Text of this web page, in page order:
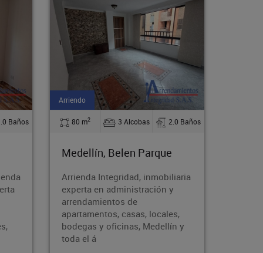
Baños
y
Arriendo
35 m2 1 Alcobas 1.0 Baños
Medellín, Belen Altavista
Arrienda Integridad, inmobiliaria
experta en administración y
arrendamientos de
apartamentos, casas, locales,
bodegas y oficinas, Medellín y
toda el á